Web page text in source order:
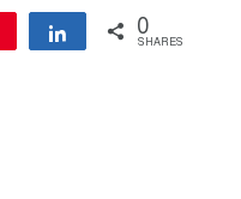
Share 0
SHARES